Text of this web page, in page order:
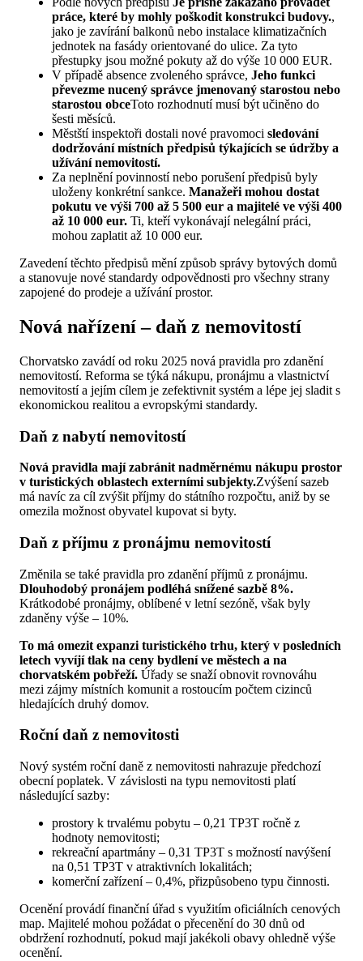
práce, které by mohly poškodit konstrukci budovy.,
jako je zavírání balkonů nebo instalace klimatizačních
jednotek na fasády orientované do ulice. Za tyto
přestupky jsou možné pokuty až do výše 10 000 EUR.
V případě absence zvoleného správce, Jeho funkci
převezme nucený správce jmenovaný starostou nebo
starostou obceToto rozhodnutí musí být učiněno do
šesti měsíců.
Městští inspektoři dostali nové pravomoci sledování
dodržování místních předpisů týkajících se údržby a
užívání nemovitostí.
Za neplnění povinností nebo porušení předpisů byly
uloženy konkrétní sankce. Manažeři mohou dostat
pokutu ve výši 700 až 5 500 eur a majitelé ve výši 400
až 10 000 eur. Ti, kteří vykonávají nelegální práci,
mohou zaplatit až 10 000 eur.
Zavedení těchto předpisů mění způsob správy bytových domů
a stanovuje nové standardy odpovědnosti pro všechny strany
zapojené do prodeje a užívání prostor.
Nová nařízení – daň z nemovitostí
Chorvatsko zavádí od roku 2025 nová pravidla pro zdanění
nemovitostí. Reforma se týká nákupu, pronájmu a vlastnictví
nemovitostí a jejím cílem je zefektivnit systém a lépe jej sladit s
ekonomickou realitou a evropskými standardy.
Daň z nabytí nemovitostí
Nová pravidla mají zabránit nadměrnému nákupu prostor
v turistických oblastech externími subjekty.Zvýšení sazeb
má navíc za cíl zvýšit příjmy do státního rozpočtu, aniž by se
omezila možnost obyvatel kupovat si byty.
Daň z příjmu z pronájmu nemovitostí
Změnila se také pravidla pro zdanění příjmů z pronájmu.
Dlouhodobý pronájem podléhá snížené sazbě 8%.
Krátkodobé pronájmy, oblíbené v letní sezóně, však byly
zdaněny výše – 10%.
To má omezit expanzi turistického trhu, který v posledních
letech vyvíjí tlak na ceny bydlení ve městech a na
chorvatském pobřeží. Úřady se snaží obnovit rovnováhu
mezi zájmy místních komunit a rostoucím počtem cizinců
hledajících druhý domov.
Roční daň z nemovitosti
Nový systém roční daně z nemovitosti nahrazuje předchozí
obecní poplatek. V závislosti na typu nemovitosti platí
následující sazby:
prostory k trvalému pobytu – 0,21 TP3T ročně z
hodnoty nemovitosti;
rekreační apartmány – 0,31 TP3T s možností navýšení
na 0,51 TP3T v atraktivních lokalitách;
komerční zařízení – 0,4%, přizpůsobeno typu činnosti.
Ocenění provádí finanční úřad s využitím oficiálních cenových
map. Majitelé mohou požádat o přecenění do 30 dnů od
obdržení rozhodnutí, pokud mají jakékoli obavy ohledně výše
ocenění.